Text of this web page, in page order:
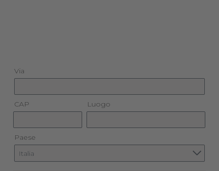
Via
CAP Luogo
Paese
Italia